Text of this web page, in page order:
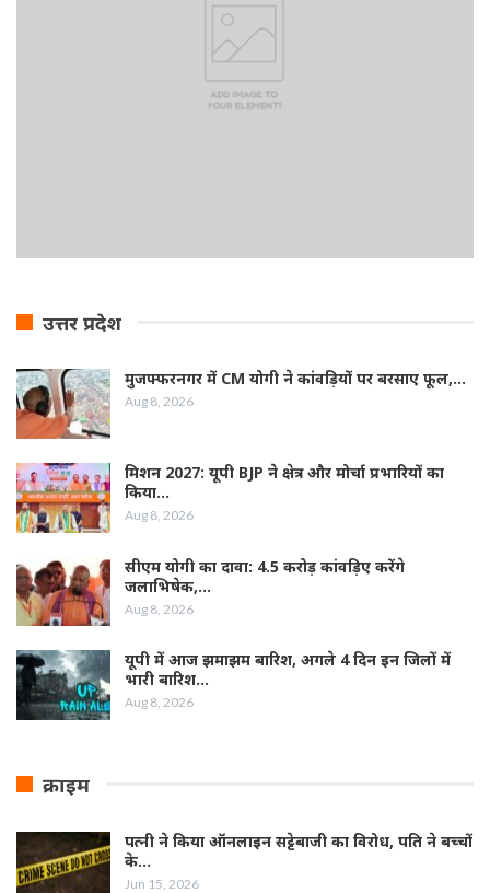
उत्तर प्रदेश
मुजफ्फरनगर में CM योगी ने कांवड़ियों पर बरसाए फूल,…
Aug 8, 2026
मिशन 2027: यूपी BJP ने क्षेत्र और मोर्चा प्रभारियों का
किया…
Aug 8, 2026
सीएम योगी का दावा: 4.5 करोड़ कांवड़िए करेंगे
जलाभिषेक,…
Aug 8, 2026
यूपी में आज झमाझम बारिश, अगले 4 दिन इन जिलों में
भारी बारिश…
Aug 8, 2026
क्राइम
पत्नी ने किया ऑनलाइन सट्टेबाजी का विरोध, पति ने बच्चों
के…
Jun 15, 2026